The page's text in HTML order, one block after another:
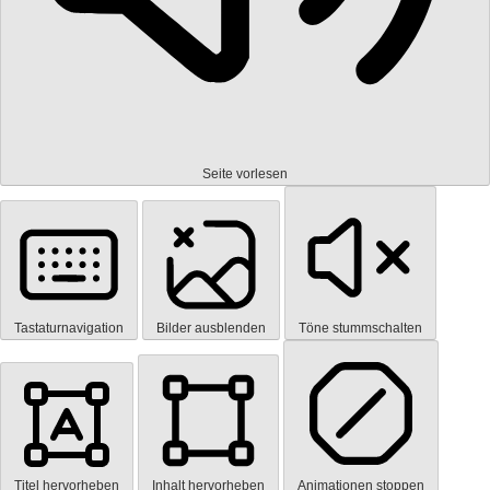
Seite vorlesen
Tastaturnavigation Bilder ausblenden Töne stummschalten
Titel hervorheben Inhalt hervorheben Animationen stoppen